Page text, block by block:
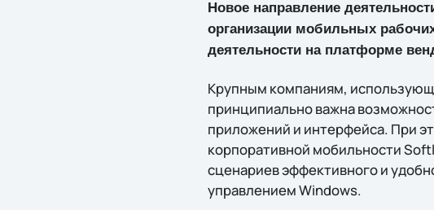
Новое направление
организации мобильных
деятельности на платформе
Крупным компаниям,
принципиально важна
приложений и интерфейса. При
корпоративной мобильности
сценариев эффективного и
управлением Windows.